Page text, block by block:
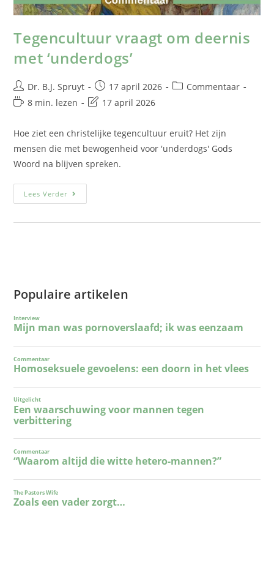
Tegencultuur vraagt om deernis
met ‘underdogs’
Dr. B.J. Spruyt 17 april 2026
Commentaar
8 min. lezen
17 april 2026
Hoe ziet een christelijke tegencultuur eruit? Het zijn
mensen die met bewogenheid voor 'underdogs' Gods
Woord na blijven spreken.
Lees Verder
Populaire artikelen